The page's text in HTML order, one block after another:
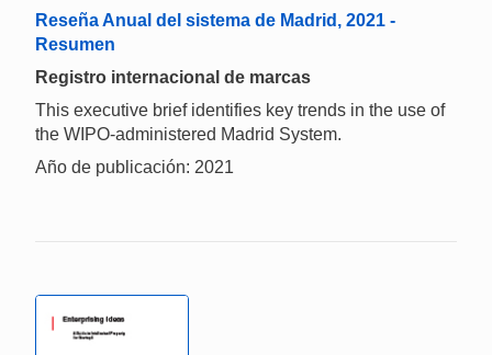
Reseña Anual del sistema de Madrid, 2021 -
Resumen
Registro internacional de marcas
This executive brief identifies key trends in the use of
the WIPO-administered Madrid System.
Año de publicación: 2021